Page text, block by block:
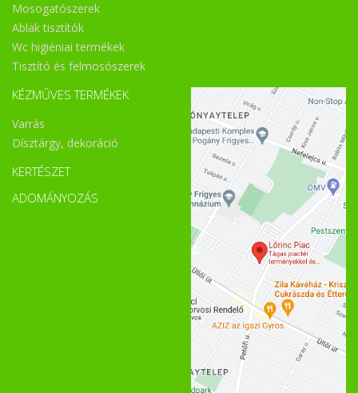
Mosogatószerek
Ablak tisztítók
Wc higiéniai termékek
Tisztító és felmosószerek
KÉZMŰVES TERMÉKEK
Varrás
Dísztárgy, dekoráció
KERTÉSZET
ADOMÁNYOZÁS